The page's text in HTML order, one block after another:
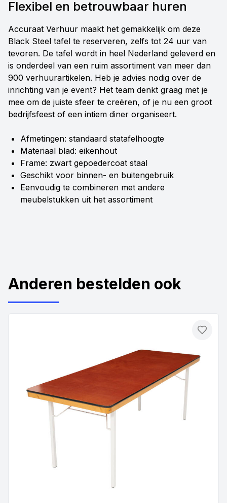
Flexibel en betrouwbaar huren
Accuraat Verhuur maakt het gemakkelijk om deze
Black Steel tafel te reserveren, zelfs tot 24 uur van
tevoren. De tafel wordt in heel Nederland geleverd en
is onderdeel van een ruim assortiment van meer dan
900 verhuurartikelen. Heb je advies nodig over de
inrichting van je event? Het team denkt graag met je
mee om de juiste sfeer te creëren, of je nu een groot
bedrijfsfeest of een intiem diner organiseert.
Afmetingen: standaard statafelhoogte
Materiaal blad: eikenhout
Frame: zwart gepoedercoat staal
Geschikt voor binnen- en buitengebruik
Eenvoudig te combineren met andere
meubelstukken uit het assortiment
Anderen bestelden ook